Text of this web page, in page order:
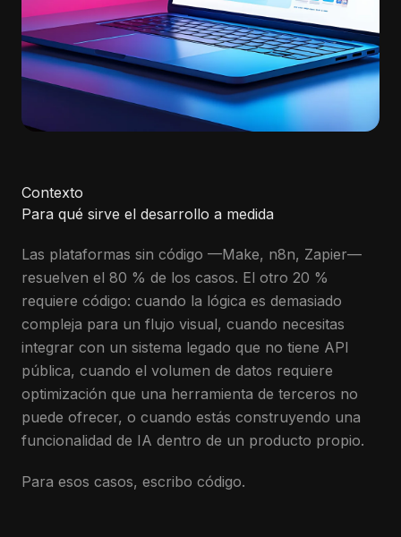
Contexto
Para qué sirve el desarrollo a medida
Las plataformas sin código —Make, n8n, Zapier—
resuelven el 80 % de los casos. El otro 20 %
requiere código: cuando la lógica es demasiado
compleja para un flujo visual, cuando necesitas
integrar con un sistema legado que no tiene API
pública, cuando el volumen de datos requiere
optimización que una herramienta de terceros no
puede ofrecer, o cuando estás construyendo una
funcionalidad de IA dentro de un producto propio.
Para esos casos, escribo código.